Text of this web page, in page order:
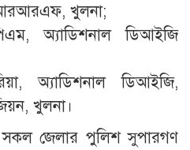
খুলনা;
অ্যাডিশনাল ডিআইজি
অ্যাডিশনাল ডিআইজি,
খুলনা।
সকল জেলার পুলিশ সুপারগণ